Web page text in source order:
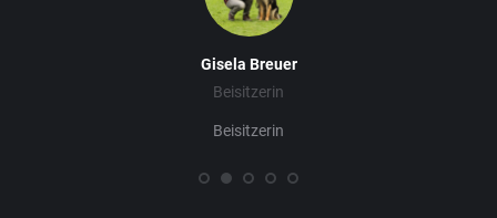
Gisela Breuer
Beisitzerin
Beisitzerin